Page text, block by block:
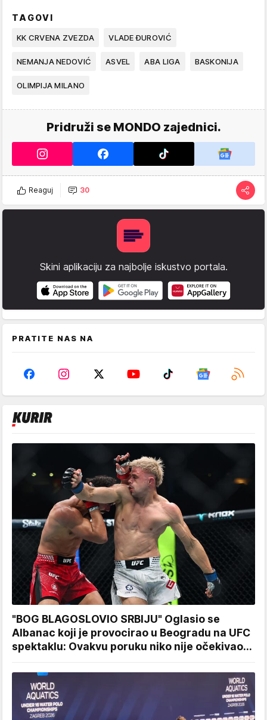
TAGOVI
KK CRVENA ZVEZDA VLADE ĐUROVIĆ
NEMANJA NEDOVIĆ ASVEL ABA LIGA BASKONIJA
OLIMPIJA MILANO
Pridruži se MONDO zajednici.
Reaguj 30
Skini aplikaciju za najbolje iskustvo portala.
PRATITE NAS NA
"BOG BLAGOSLOVIO SRBIJU" Oglasio se
Albanac koji je provocirao u Beogradu na UFC
spektaklu: Ovakvu poruku niko nije očekivao...